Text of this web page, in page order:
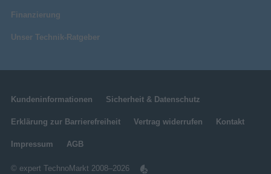
Finanzierung
Unser Technik-Ratgeber
Kundeninformationen Sicherheit & Datenschutz
Erklärung zur Barrierefreiheit Vertrag widerrufen Kontakt
Impressum AGB
© expert TechnoMarkt 2008–2026